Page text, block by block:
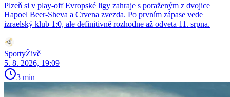
Plzeň si v play-off Evropské ligy zahraje s poraženým z dvojice
Hapoel Beer-Sheva a Crvena zvezda. Po prvním zápase vede
izraelský klub 1:0, ale definitivně rozhodne až odveta 11. srpna.
SportyŽivě
5. 8. 2026, 19:09
3 min